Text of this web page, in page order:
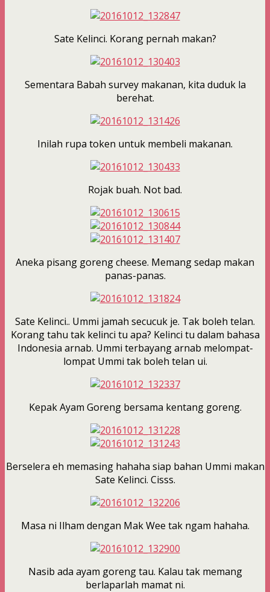
Sate Kelinci. Korang pernah makan?
Sementara Babah survey makanan, kita duduk la
berehat.
Inilah rupa token untuk membeli makanan.
Rojak buah. Not bad.
Aneka pisang goreng cheese. Memang sedap makan
panas-panas.
Sate Kelinci.. Ummi jamah secucuk je. Tak boleh telan.
Korang tahu tak kelinci tu apa? Kelinci tu dalam bahasa
Indonesia arnab. Ummi terbayang arnab melompat-
lompat Ummi tak boleh telan ui.
Kepak Ayam Goreng bersama kentang goreng.
Berselera eh memasing hahaha siap bahan Ummi makan
Sate Kelinci. Cisss.
Masa ni Ilham dengan Mak Wee tak ngam hahaha.
Nasib ada ayam goreng tau. Kalau tak memang
berlaparlah mamat ni.